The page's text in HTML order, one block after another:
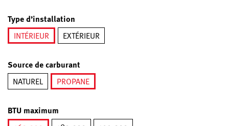
Type d’installation
INTÉRIEUR
EXTÉRIEUR
Source de carburant
NATUREL
PROPANE
BTU maximum